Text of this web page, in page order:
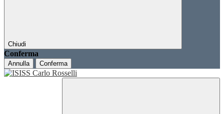
Chiudi
Conferma
Annulla Conferma